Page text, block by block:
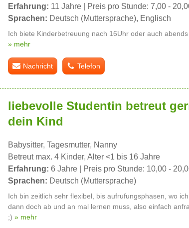
Erfahrung: 11 Jahre | Preis pro Stunde: 7,00 -
Sprachen: Deutsch (Muttersprache), Englisch
Ich biete Kinderbetreuung nach 16Uhr oder auch abends
» mehr
Nachricht Telefon
liebevolle Studentin betreut
dein Kind
Babysitter, Tagesmutter, Nanny
Betreut max. 4 Kinder, Alter <1 bis 16 Jahre
Erfahrung: 6 Jahre | Preis pro Stunde: 10,00 -
Sprachen: Deutsch (Muttersprache)
Ich bin zeitlich sehr flexibel, bis aufrufungsphasen, wo ich
dann doch ab und an mal lernen muss, also einfach
;) » mehr